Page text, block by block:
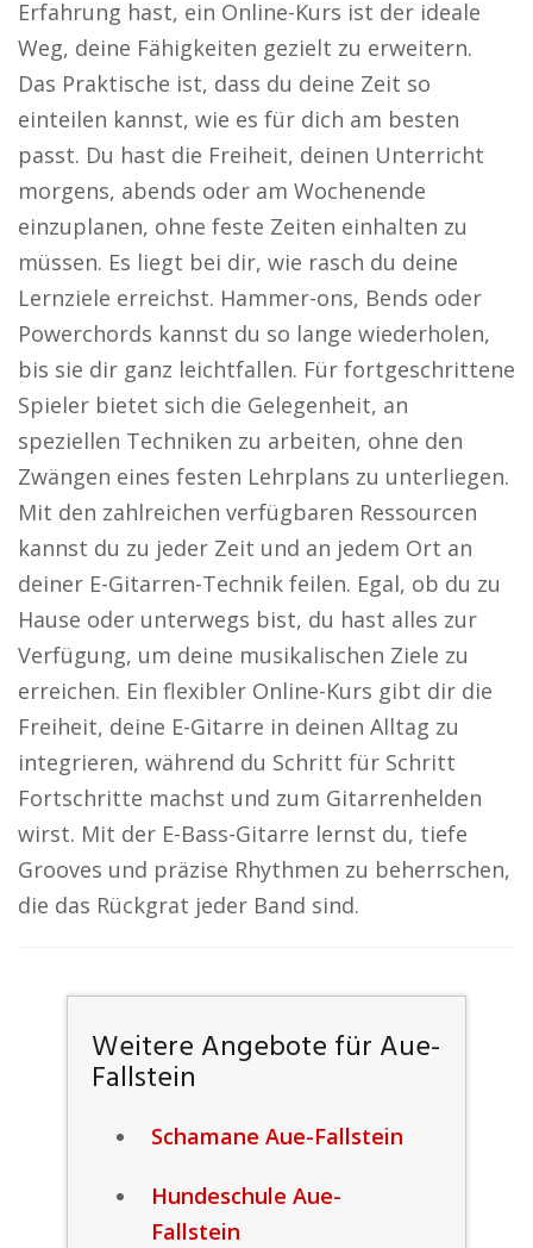
Erfahrung hast, ein Online-Kurs ist der ideale
Weg, deine Fähigkeiten gezielt zu erweitern.
Das Praktische ist, dass du deine Zeit so
einteilen kannst, wie es für dich am besten
passt. Du hast die Freiheit, deinen Unterricht
morgens, abends oder am Wochenende
einzuplanen, ohne feste Zeiten einhalten zu
müssen. Es liegt bei dir, wie rasch du deine
Lernziele erreichst. Hammer-ons, Bends oder
Powerchords kannst du so lange wiederholen,
bis sie dir ganz leichtfallen. Für fortgeschrittene
Spieler bietet sich die Gelegenheit, an
speziellen Techniken zu arbeiten, ohne den
Zwängen eines festen Lehrplans zu unterliegen.
Mit den zahlreichen verfügbaren Ressourcen
kannst du zu jeder Zeit und an jedem Ort an
deiner E-Gitarren-Technik feilen. Egal, ob du zu
Hause oder unterwegs bist, du hast alles zur
Verfügung, um deine musikalischen Ziele zu
erreichen. Ein flexibler Online-Kurs gibt dir die
Freiheit, deine E-Gitarre in deinen Alltag zu
integrieren, während du Schritt für Schritt
Fortschritte machst und zum Gitarrenhelden
wirst. Mit der E-Bass-Gitarre lernst du, tiefe
Grooves und präzise Rhythmen zu beherrschen,
die das Rückgrat jeder Band sind.
Weitere Angebote für Aue-
Fallstein
Schamane Aue-Fallstein
Hundeschule Aue-
Fallstein